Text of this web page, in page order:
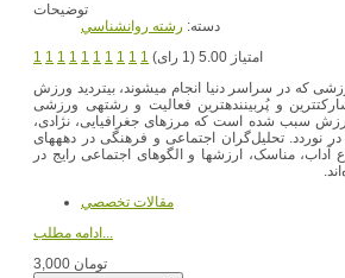
توضیحات
دسته: رشته روانشناسي
1 1 1 1 1 1 1 1 1 1
امتیاز 5.00 (1 رای)
که در سراسر دنیا انجام می‏شوند، بی‏تردید ورزش
و پُربیننده‏ترین فعالیت و رشته‏ی ورزشی
سبب شده است که مرزهای جغرافیایی، نژادی،
نوردد. تحلیل‌گران اجتماعی و فرهنگی در دهه‏های
آداب، مناسک، ارزش‏ها و الگوهای اجتماعی رایج در
مقالات تخصصي
ادامه مطلب...
3,000 تومان